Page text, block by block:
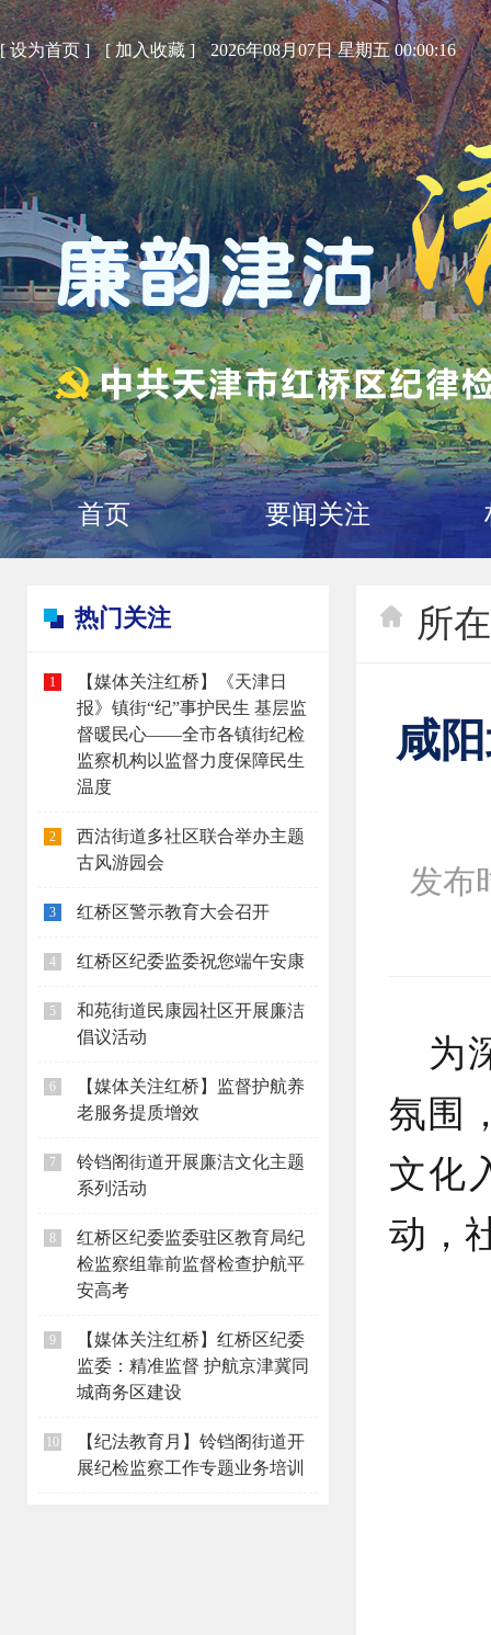
[设为首页] [加入收藏] 2026年08月07日 星期五 00:00:17
首页 要闻关注
热门关注
1
【媒体关注红桥】《天津日
报》镇街“纪”事护民生 基层监
督暖民心——全市各镇街纪检
监察机构以监督力度保障民生
温度
2
西沽街道多社区联合举办主题
古风游园会
3 红桥区警示教育大会召开
4 红桥区纪委监委祝您端午安康
5
和苑街道民康园社区开展廉洁
倡议活动
6
【媒体关注红桥】监督护航养
老服务提质增效
7
铃铛阁街道开展廉洁文化主题
系列活动
8
红桥区纪委监委驻区教育局纪
检监察组靠前监督检查护航平
安高考
9
【媒体关注红桥】红桥区纪委
监委：精准监督 护航京津冀同
城商务区建设
10
【纪法教育月】铃铛阁街道开
展纪检监察工作专题业务培训
所
咸
发布
为
氛围
文化
动，